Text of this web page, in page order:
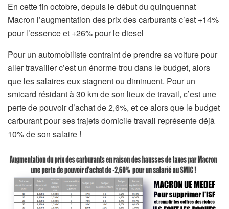
En cette fin octobre, depuis le début du quinquennat
Macron l’augmentation des prix des carburants c’est +14%
pour l’essence et +26% pour le diesel
Pour un automobiliste contraint de prendre sa voiture pour
aller travailler c’est un énorme trou dans le budget, alors
que les salaires eux stagnent ou diminuent. Pour un
smicard résidant à 30 km de son lieux de travail, c’est une
perte de pouvoir d’achat de 2,6%, et ce alors que le budget
carburant pour ses trajets domicile travail représente déjà
10% de son salaire !